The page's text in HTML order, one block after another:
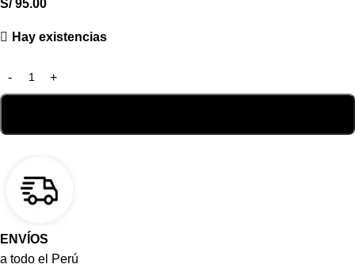
S/95.00
Hay existencias
ENVÍOS
a todo el Perú